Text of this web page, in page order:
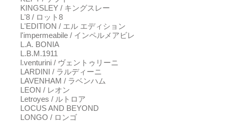
KINGSLEY / キングスレー
L'8 / ロット8
L'EDITION / エル エディション
l'impermeabile / インペルメアビレ
L.A. BONIA
L.B.M.1911
l.venturini / ヴェントゥリーニ
LARDINI / ラルディーニ
LAVENHAM / ラベンハム
LEON / レオン
Letroyes / ルトロア
LOCUS AND BEYOND
LONGO / ロンゴ